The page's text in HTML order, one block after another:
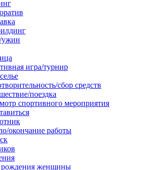
ужин
игра/турнир
сбор средств
поездка
спортивного мероприятия
окончание работы
рождения женщины